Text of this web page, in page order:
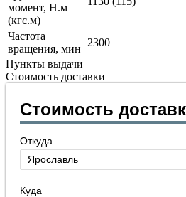
момент, Н.м
(кгс.м)
Частота
вращения, мин
2300
Пункты выдачи
Стоимость доставки
Стоимость
Откуда
Куда